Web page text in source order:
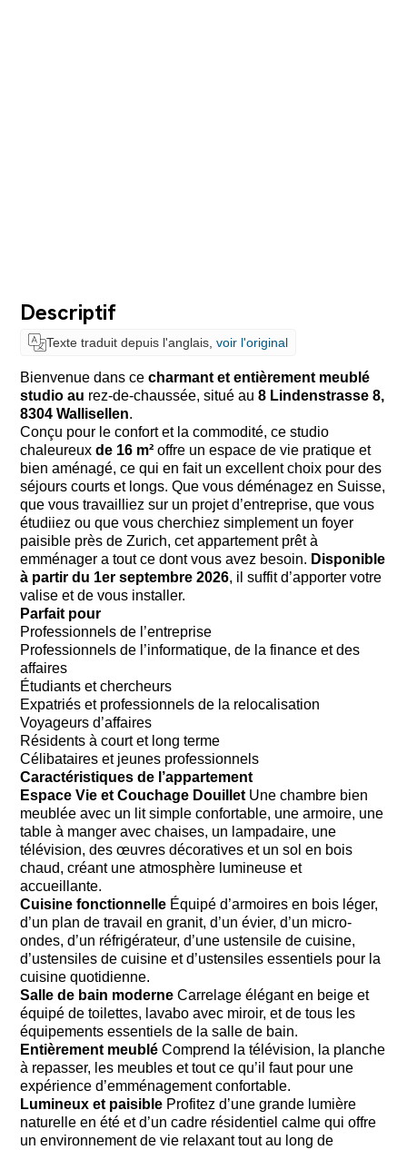
Descriptif
Texte traduit depuis l'anglais, voir l'original
Bienvenue dans cecharmant et entièrement meublé
studio au rez-de-chaussée, situé au8 Lindenstrasse 8,
8304 Wallisellen.
Conçu pour le confort et la commodité, ce studio
chaleureuxde 16 m² offre un espace de vie pratique et
bien aménagé, ce qui en fait un excellent choix pour des
séjours courts et longs. Que vous déménagez en Suisse,
que vous travailliez sur un projet d’entreprise, que vous
étudiiez ou que vous cherchiez simplement un foyer
paisible près de Zurich, cet appartement prêt à
emménager a tout ce dont vous avez besoin. Disponible
à partir du 1er septembre 2026, il suffit d’apporter votre
valise et de vous installer.
Parfait pour
Professionnels de l’entreprise
Professionnels de l’informatique, de la finance et des
affaires
Étudiants et chercheurs
Expatriés et professionnels de la relocalisation
Voyageurs d’affaires
Résidents à court et long terme
Célibataires et jeunes professionnels
Caractéristiques de l’appartement
Espace Vie et Couchage Douillet Une chambre bien
meublée avec un lit simple confortable, une armoire, une
table à manger avec chaises, un lampadaire, une
télévision, des œuvres décoratives et un sol en bois
chaud, créant une atmosphère lumineuse et
accueillante.
Cuisine fonctionnelle Équipé d’armoires en bois léger,
d’un plan de travail en granit, d’un évier, d’un micro-
ondes, d’un réfrigérateur, d’une ustensile de cuisine,
d’ustensiles de cuisine et d’ustensiles essentiels pour la
cuisine quotidienne.
Salle de bain moderne Carrelage élégant en beige et
équipé de toilettes, lavabo avec miroir, et de tous les
équipements essentiels de la salle de bain.
Entièrement meublé Comprend la télévision, la planche
à repasser, les meubles et tout ce qu’il faut pour une
expérience d’emménagement confortable.
Lumineux et paisible Profitez d’une grande lumière
naturelle en été et d’un cadre résidentiel calme qui offre
un environnement de vie relaxant tout au long de